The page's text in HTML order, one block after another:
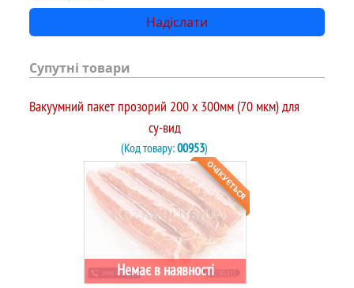
Супутні товари
Вакуумний пакет прозорий 200 х 300мм (70 мкм) для
су-вид
(Код товару:00953)
Немає в наявності
ОЧІКУЄТЬСЯ